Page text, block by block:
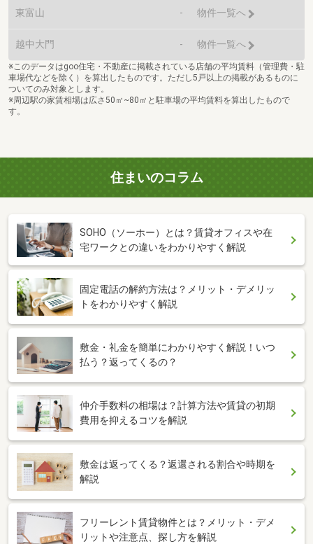
東富山 - 物件一覧へ
越中大門 - 物件一覧へ
※このデータはgoo住宅・不動産に掲載されている店舗の平均賃料（管理費・駐
車場代などを除く）を算出したものです。ただし5戸以上の掲載があるものに
ついてのみ対象とします。
※周辺駅の家賃相場は広さ50㎡~80㎡と駐車場の平均賃料を算出したもので
す。
住まいのコラム
SOHO（ソーホー）とは？賃貸オフィスや在
宅ワークとの違いをわかりやすく解説
固定電話の解約方法は？メリット・デメリッ
トをわかりやすく解説
敷金・礼金を簡単にわかりやすく解説！いつ
払う？返ってくるの？
仲介手数料の相場は？計算方法や賃貸の初期
費用を抑えるコツを解説
敷金は返ってくる？返還される割合や時期を
解説
フリーレント賃貸物件とは？メリット・デメ
リットや注意点、探し方を解説